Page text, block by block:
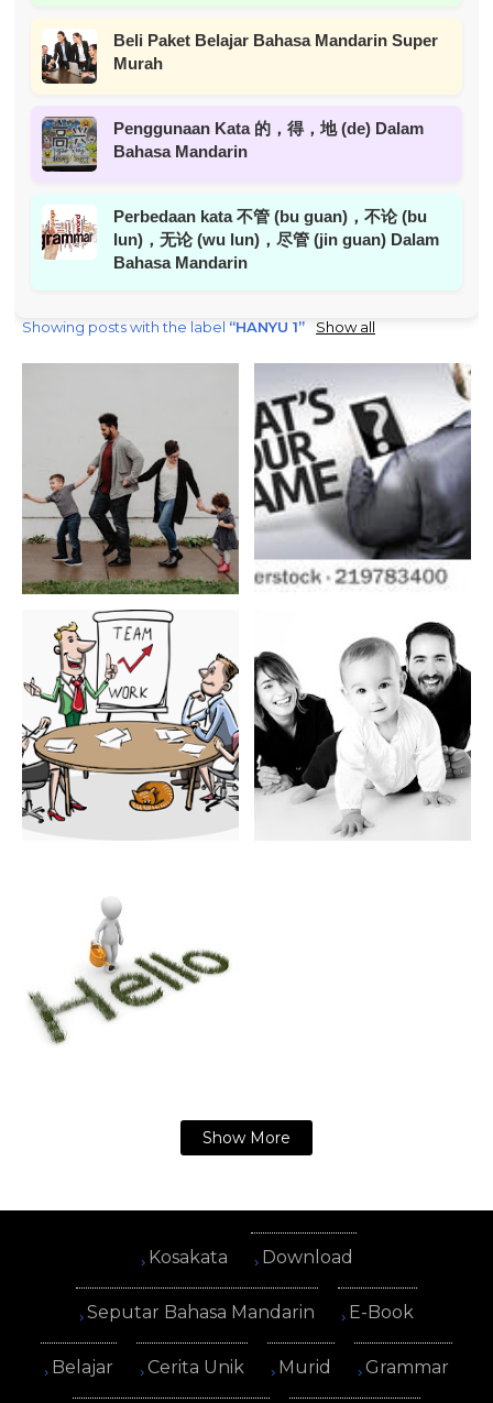
Beli Paket Belajar Bahasa Mandarin Super
Murah
Penggunaan Kata 的，得，地 (de) Dalam
Bahasa Mandarin
Perbedaan kata 不管 (bu guan)，不论 (bu
lun)，无论 (wu lun)，尽管 (jin guan) Dalam
Bahasa Mandarin
Showing posts with the label HANYU 1 Show all
Show More
Kosakata Download
Seputar Bahasa Mandarin E-Book
Belajar Cerita Unik Murid Grammar